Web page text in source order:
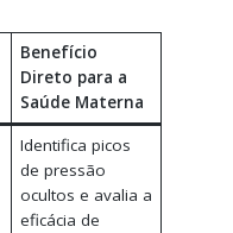
Benefício
Direto para a
Saúde Materna
Identifica picos
de pressão
ocultos e avalia a
eficácia de